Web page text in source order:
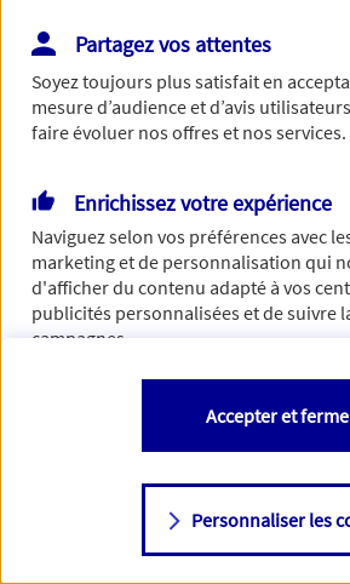
Vous disposez de droits sur les informations
plus d’informations,cliquez ici.
Partagez vos attentes
Soyez toujours plus satisfait en
mesure d’audience et d’avis
faire évoluer nos offres et nos services.
Enrichissez votre expérience
Naviguez selon vos préférences avec
marketing et de personnalisation qui
d'afficher du contenu adapté à vos
publicités personnalisées et de suivre
campagnes.
Vous êtes libre de les accepter, de les
changer d'avis à tout moment en allant
Consulter notre politique decookies
Personnaliser les
Accepter et